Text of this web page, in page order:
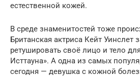
естественной кожей.
В среде знаменитостей тоже
Британская актриса Кейт Уинслет
ретушировать своё лицо и тело
Исттауна». А одна из самых
сегодня — девушка с кожной